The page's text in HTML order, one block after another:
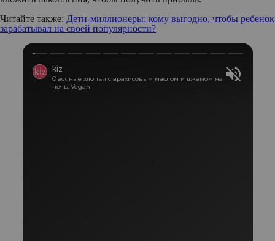
Читайте также: Дети-миллионеры: кому выгодно, чтобы ребенок
зарабатывал на своей популярности?